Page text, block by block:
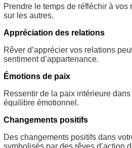
Prendre le temps de réfléchir à vos
sur les autres.
Appréciation des relations
Rêver d’apprécier vos relations
sentiment d’appartenance.
Émotions de paix
Ressentir de la paix intérieure
équilibre émotionnel.
Changements positifs
Des changements positifs dans
symbolisés par des rêves d’action